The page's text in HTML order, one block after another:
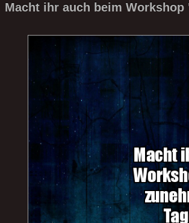
Macht ihr auch beim